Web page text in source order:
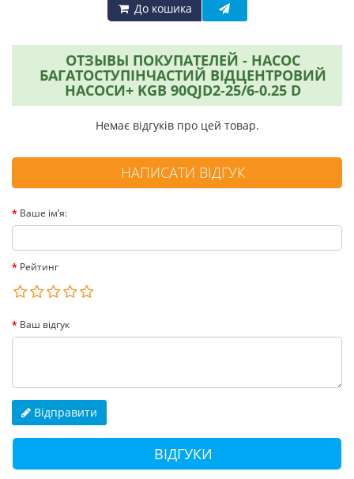
До кошика
ОТЗЫВЫ ПОКУПАТЕЛЕЙ - НАСОС
БАГАТОСТУПІНЧАСТИЙ ВІДЦЕНТРОВИЙ
НАСОСИ+ KGB 90QJD2-25/6-0.25 D
Немає відгуків про цей товар.
НАПИСАТИ ВІДГУК
Ваше ім’я:
Рейтинг
Ваш відгук
Відправити
ВІДГУКИ